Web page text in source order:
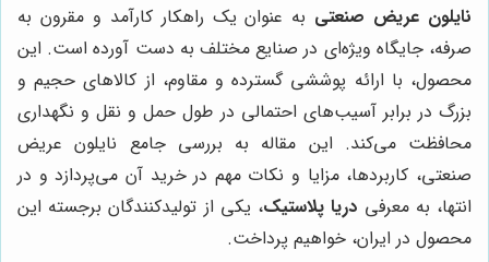
نایلون عریض صنعتی به عنوان یک راهکار کارآمد و مقرون به
صرفه، جایگاه ویژه‌ای در صنایع مختلف به دست آورده است. این
محصول، با ارائه پوششی گسترده و مقاوم، از کالاهای حجیم و
بزرگ در برابر آسیب‌های احتمالی در طول حمل و نقل و نگهداری
محافظت می‌کند. این مقاله به بررسی جامع نایلون عریض
صنعتی، کاربردها، مزایا و نکات مهم در خرید آن می‌پردازد و در
انتها، به معرفی دریا پلاستیک، یکی از تولیدکنندگان برجسته این
محصول در ایران، خواهیم پرداخت.